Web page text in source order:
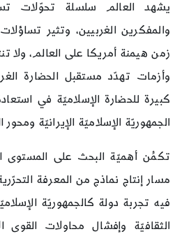
يشهد العالم سلسلة تحوّلات
والمفكرين الغربيين، وتثير
زمن هيمنة أمريكا على العالم،
وأزمات تهدّد مستقبل الحضارة
كبيرة للحضارة الإسلاميّة في
الجمهوريّة الإسلاميّة الإيرانيّة ومحور
تكمُن أهميّة البحث على المستوى
مسار إنتاج نماذج من المعرفة
فيه تجربة دولة كالجمهوريّة
الثقافيّة وإفشال محاولات القوى